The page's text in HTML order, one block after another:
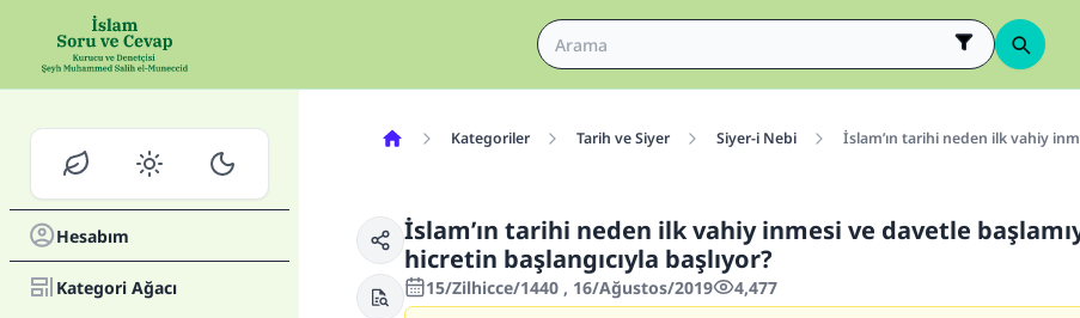
Hesabım
Kategori Ağacı
Kategoriler Tarih ve Siyer Siyer-i Nebi İslam’ın tarihi neden ilk vahiy
İslam’ın tarihi neden ilk vahiy inmesi ve davetle
hicretin başlangıcıyla başlıyor?
15/Zilhicce/1440 , 16/Ağustos/2019 4,477